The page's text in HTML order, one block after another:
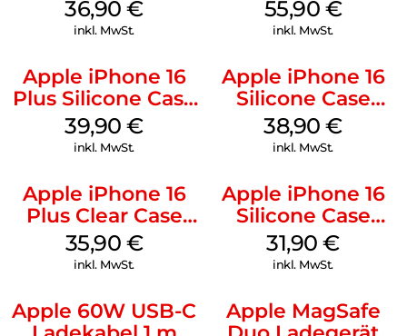
Mobile
36,90€
inkl. MwSt.
Gray
55,90 €
inkl. MwSt.
Apple iPhone 16
Plus Silicone Case
MagSafe Plum
39,90€
inkl. MwSt.
Apple iPhone 16
Silicone Case
MagSafe
Ultramarine
38,90€
inkl. MwSt.
Apple iPhone 16
Plus Clear Case
MagSafe
Transparent
35,90 €
inkl. MwSt.
Apple iPhone 16
Silicone Case
MagSafe Fuchsia
31,90€
inkl. MwSt.
Apple 60W USB-C
Apple MagSafe